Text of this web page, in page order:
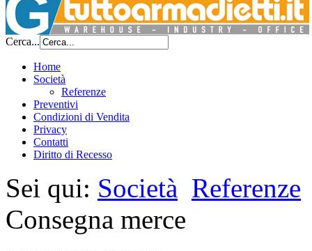
Cerca...
Home
Società
Referenze
Preventivi
Condizioni di Vendita
Privacy
Contatti
Diritto di Recesso
Sei qui: Società Referenze
Consegna merce